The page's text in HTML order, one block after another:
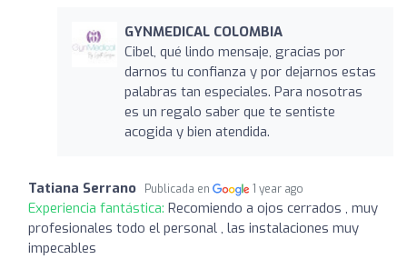
GYNMEDICAL COLOMBIA
Cibel, qué lindo mensaje, gracias por
darnos tu confianza y por dejarnos estas
palabras tan especiales. Para nosotras
es un regalo saber que te sentiste
acogida y bien atendida.
Tatiana Serrano Publicada en 1 year ago
Experiencia fantástica: Recomiendo a ojos cerrados , muy
profesionales todo el personal , las instalaciones muy
impecables